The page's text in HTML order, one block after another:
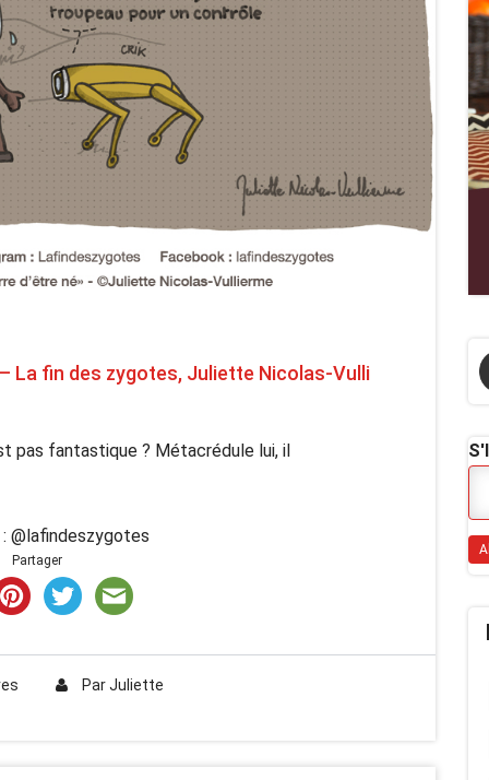
– La fin des zygotes, Juliette Nicolas-Vulli
pas fantastique ? Métacrédule lui, il
@lafindeszygotes
Partager
ParJuliette